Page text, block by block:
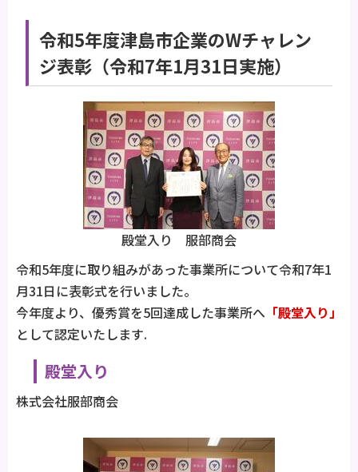
令和5年度津島市企業のWチャレン
ジ表彰（令和7年1月31日実施）
殿堂入り 服部商会
令和5年度に取り組みがあった事業所について令和7年1
月31日に表彰式を行いました。
今年度より、優秀賞を5回達成した事業所へ 「殿堂入り」
として認定いたします.
殿堂入り
株式会社服部商会